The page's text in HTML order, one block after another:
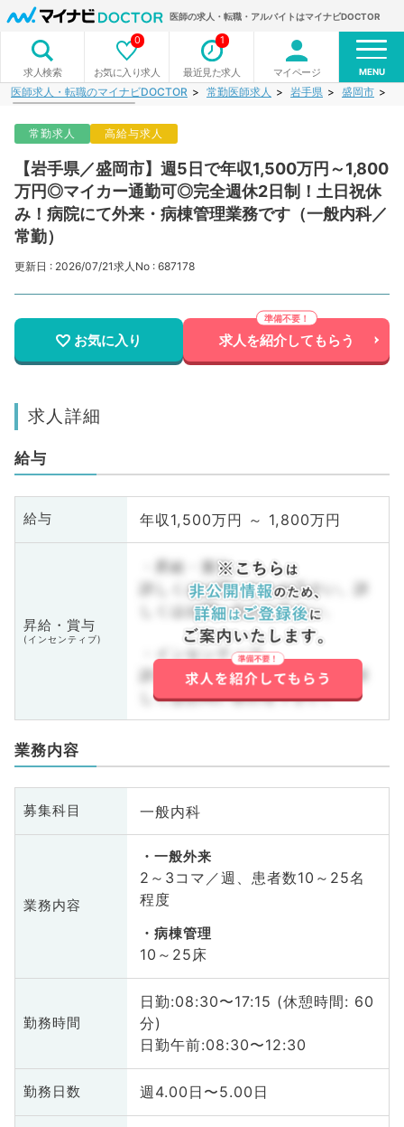
医師の求人・転職・アルバイトはマイナビDOCTOR
求人検索 お気に入り求人
0
最近見た求人
1
マイページ MENU
医師求人・転職のマイナビDOCTOR 常勤医師求人 岩手県 盛岡市
常勤求人 高給与求人
【岩手県／盛岡市】週5日で年収1,500万円～1,800
万円◎マイカー通勤可◎完全週休2日制！土日祝休
み！病院にて外来・病棟管理業務です（一般内科／
常勤）
更新日 : 2026/07/21求人No : 687178
お気に入り 求人を紹介してもらう
求人詳細
給与
給与 年収1,500万円 ～ 1,800万円
昇給・賞与
(インセンティブ)
・昇給・賞与
詳しくはお問い合わせ下さい。詳
しくはお問い合わせ下さい。
・インセンティブ
詳しくはお問い合わせ下さい。詳
しくはお問い合わせ下さい。
業務内容
募集科目 一般内科
業務内容
一般外来
2～3コマ／週、患者数10～25名
程度
病棟管理
10～25床
勤務時間
日勤:08:30〜17:15 (休憩時間: 60
分)
日勤午前:08:30〜12:30
勤務日数 週4.00日〜5.00日